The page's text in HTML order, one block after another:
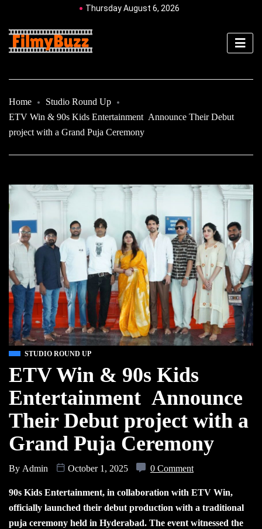
Thursday August 6, 2026
Home
Studio Round Up
ETV Win & 90s Kids Entertainment Announce Their Debut
project with a Grand Puja Ceremony
STUDIO ROUND UP
ETV Win & 90s Kids
Entertainment Announce
Their Debut project with a
Grand Puja Ceremony
By Admin October 1, 2025 0 Comment
90s Kids Entertainment, in collaboration with ETV Win,
officially launched their debut production with a traditional
puja ceremony held in Hyderabad. The event witnessed the